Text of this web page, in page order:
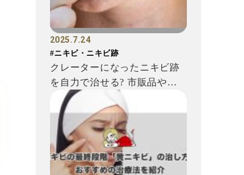
2025.7.24
#ニキビ・ニキビ跡
クレーターになったニキビ跡
を自力で治せる? 市販品やセ
ルフケアで消せるの? 効果...